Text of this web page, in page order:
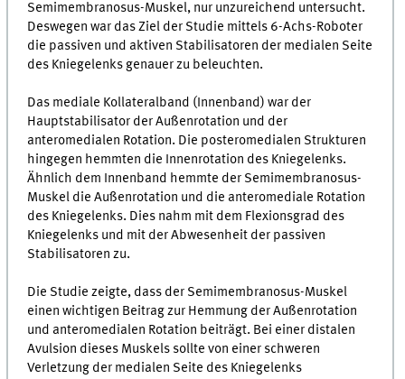
Semimembranosus-Muskel, nur unzureichend untersucht.
Deswegen war das Ziel der Studie mittels 6-Achs-Roboter
die passiven und aktiven Stabilisatoren der medialen Seite
des Kniegelenks genauer zu beleuchten.
Das mediale Kollateralband (Innenband) war der
Hauptstabilisator der Außenrotation und der
anteromedialen Rotation. Die posteromedialen Strukturen
hingegen hemmten die Innenrotation des Kniegelenks.
Ähnlich dem Innenband hemmte der Semimembranosus-
Muskel die Außenrotation und die anteromediale Rotation
des Kniegelenks. Dies nahm mit dem Flexionsgrad des
Kniegelenks und mit der Abwesenheit der passiven
Stabilisatoren zu.
Die Studie zeigte, dass der Semimembranosus-Muskel
einen wichtigen Beitrag zur Hemmung der Außenrotation
und anteromedialen Rotation beiträgt. Bei einer distalen
Avulsion dieses Muskels sollte von einer schweren
Verletzung der medialen Seite des Kniegelenks